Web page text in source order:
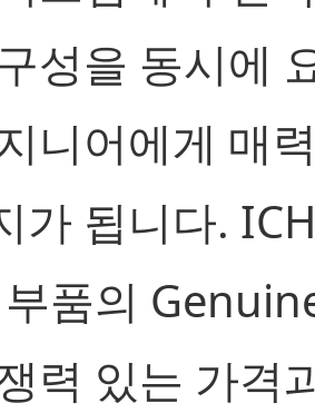
성을 동시에
니어에게 매
가 됩니다.
품의
력 있는 가격